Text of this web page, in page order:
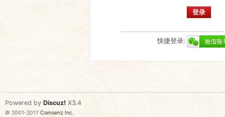
登录
快捷登录:
Powered by Discuz! X3.4
© 2001-2017 Comsenz Inc.